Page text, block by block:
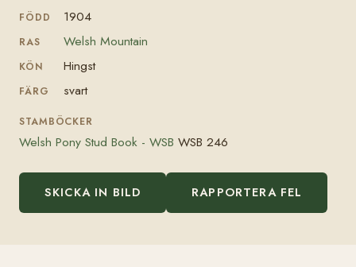
FÖDD 1904
RAS Welsh Mountain
KÖN Hingst
FÄRG svart
STAMBÖCKER
Welsh Pony Stud Book - WSB WSB 246
SKICKA IN BILD RAPPORTERA FEL